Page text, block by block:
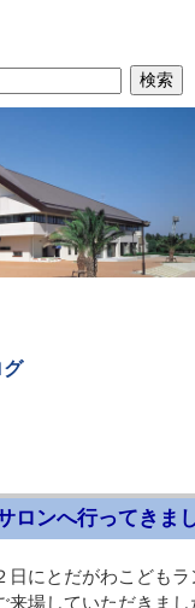
グ
ロンへ行ってきま
日にとだがわこども
していただきました